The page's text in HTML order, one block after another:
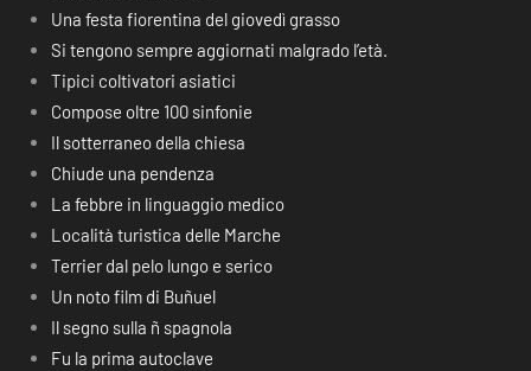
Una festa fiorentina del giovedì grasso
Si tengono sempre aggiornati malgrado l’età.
Tipici coltivatori asiatici
Compose oltre 100 sinfonie
Il sotterraneo della chiesa
Chiude una pendenza
La febbre in linguaggio medico
Località turistica delle Marche
Terrier dal pelo lungo e serico
Un noto film di Buñuel
Il segno sulla ñ spagnola
Fu la prima autoclave